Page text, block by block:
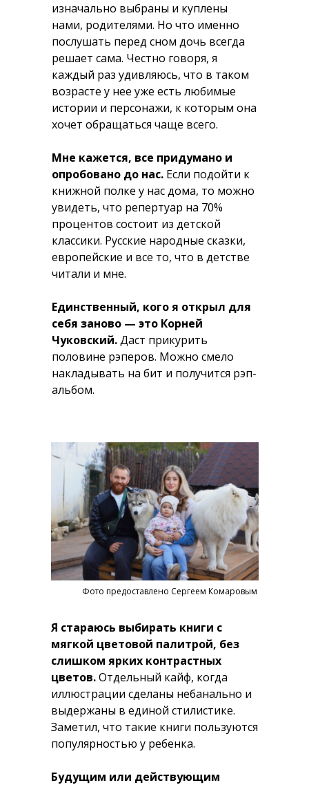
изначально выбраны и куплены
нами, родителями. Но что именно
послушать перед сном дочь всегда
решает сама. Честно говоря, я
каждый раз удивляюсь, что в таком
возрасте у нее уже есть любимые
истории и персонажи, к которым она
хочет обращаться чаще всего.
Мне кажется, все придумано и
опробовано до нас. Если подойти к
книжной полке у нас дома, то можно
увидеть, что репертуар на 70%
процентов состоит из детской
классики. Русские народные сказки,
европейские и все то, что в детстве
читали и мне.
Единственный, кого я открыл для
себя заново — это Корней
Чуковский.Даст прикурить
половине рэперов. Можно смело
накладывать на бит и получится рэп-
альбом.
Фото предоставлено Сергеем Комаровым
Я стараюсь выбирать книги с
мягкой цветовой палитрой, без
слишком ярких контрастных
цветов.Отдельный кайф, когда
иллюстрации сделаны небанально и
выдержаны в единой стилистике.
Заметил, что такие книги пользуются
популярностью у ребенка.
Будущим или действующим